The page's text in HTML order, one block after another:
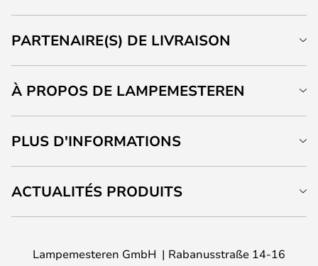
PARTENAIRE(S) DE LIVRAISON
À PROPOS DE LAMPEMESTEREN
PLUS D'INFORMATIONS
ACTUALITÉS PRODUITS
Lampemesteren GmbH Rabanusstraße 14-16